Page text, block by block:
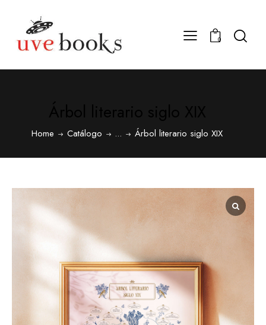
0
Home Catálogo ... Árbol literario siglo XIX